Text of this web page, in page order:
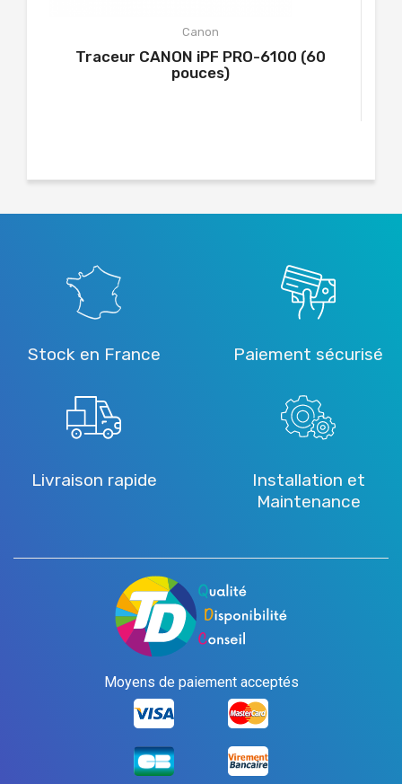
Canon
Traceur CANON iPF PRO-6100 (60
pouces)
Stock en France Paiement sécurisé
Livraison rapide
Installation et
Maintenance
Moyens de paiement acceptés